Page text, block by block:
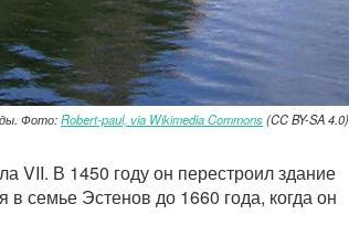
Фото:Robert-paul, via Wikimedia Commons(CC BY-SA 4.0)
VII. В 1450 году он перестроил здание
семье Эстенов до 1660 года, когда он